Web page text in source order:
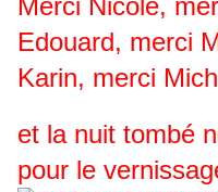
Merci Nicole,
Edouard, merci
Karin, merci
et la nuit tombé
pour le